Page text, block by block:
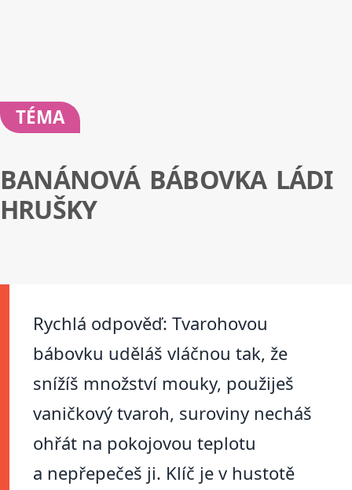
TÉMA
BANÁNOVÁ BÁBOVKA LÁDI
HRUŠKY
Rychlá odpověď: Tvarohovou
bábovku uděláš vláčnou tak, že
snížíš množství mouky, použiješ
vaničkový tvaroh, suroviny necháš
ohřát na pokojovou teplotu
a nepřepečeš ji. Klíč je v hustotě